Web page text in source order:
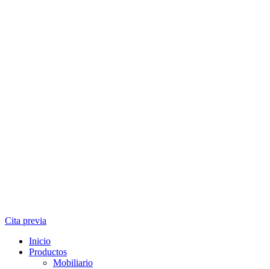
Cita previa
Inicio
Productos
Mobiliario